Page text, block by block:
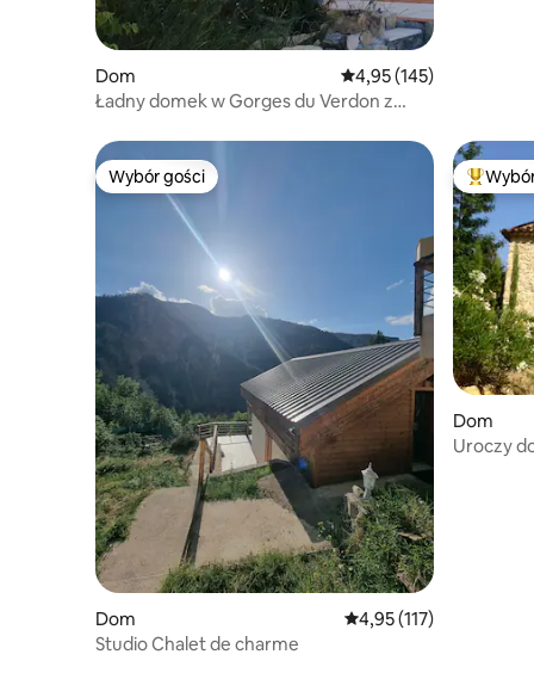
Dom Średnia ocena: 4,95 na
4,95 (145)
Ładny domek w Gorges du Verdon z
Wybór gości
Wybór gości
Dom Średnia ocena: 4,95 na
4,95 (117)
Studio Chalet de charme
Dom
Uroczy